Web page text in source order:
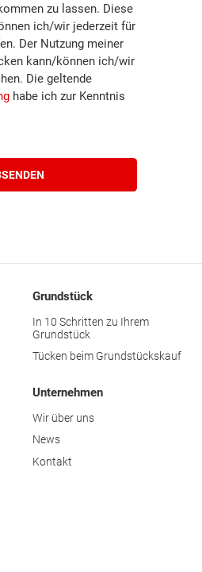
zu lassen. Diese
ich/wir jederzeit für
Der Nutzung meiner
kann/können ich/wir
Die geltende
Grundstück
In 10 Schritten zu Ihrem
Grundstück
Tücken beim Grundstückskauf
Unternehmen
Wir über uns
News
Kontakt